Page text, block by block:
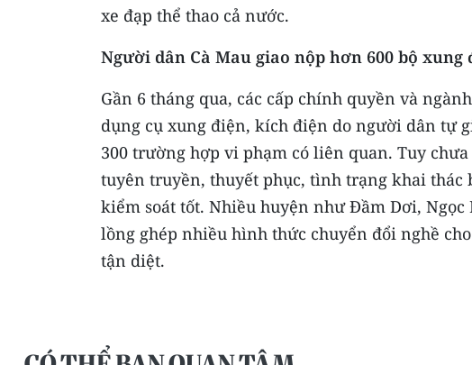
xe đạp thể thao cả nước.
Người dân Cà Mau giao nộp hơn 600 bộ xung
Gần 6 tháng qua, các cấp chính quyền và
dụng cụ xung điện, kích điện do người dân tự
300 trường hợp vi phạm có liên quan. Tuy
tuyên truyền, thuyết phục, tình trạng khai thác
kiểm soát tốt. Nhiều huyện như Đầm Dơi,
lồng ghép nhiều hình thức chuyển đổi nghề
tận diệt.